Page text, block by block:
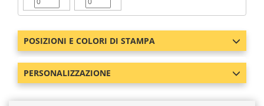
POSIZIONI E COLORI DI STAMPA
PERSONALIZZAZIONE